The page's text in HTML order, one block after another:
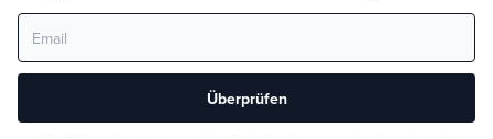
Überprüfen